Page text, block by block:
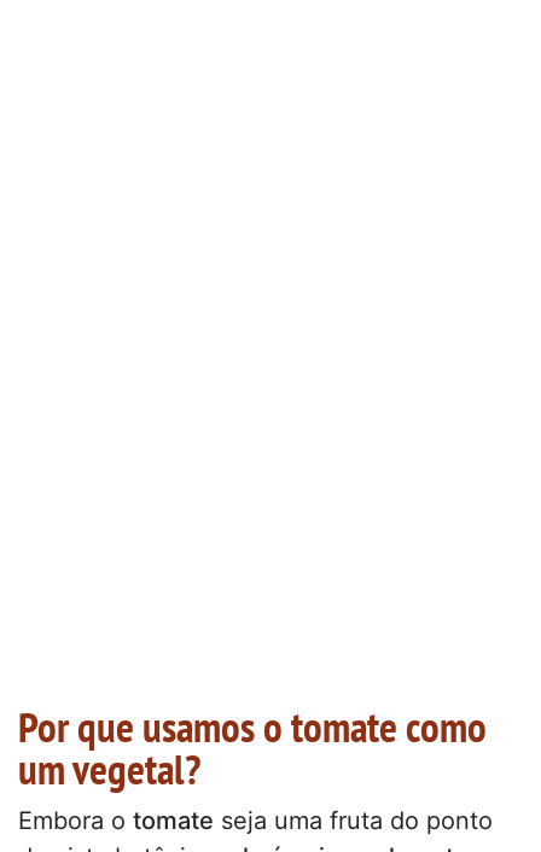
Por que usamos o tomate como
um vegetal?
Embora o tomate seja uma fruta do ponto